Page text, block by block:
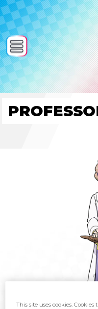
This site uses cookies.